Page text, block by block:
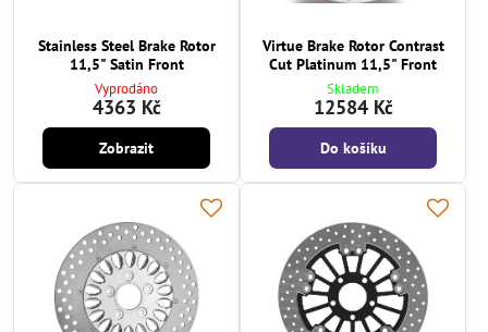
Stainless Steel Brake Rotor
11,5" Satin Front
Vyprodáno
4363 Kč
Zobrazit
Virtue Brake Rotor Contrast
Cut Platinum 11,5" Front
Skladem
12584 Kč
Do košíku